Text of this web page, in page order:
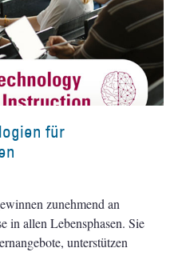
für
zunehmend an
in allen Lebensphasen. Sie
unterstützen